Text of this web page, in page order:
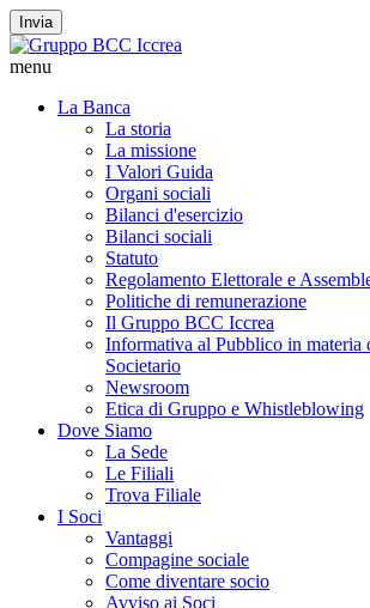
Invia
menu
La Banca
La storia
La missione
I Valori Guida
Organi sociali
Bilanci d'esercizio
Bilanci sociali
Statuto
Regolamento Elettorale e
Politiche di remunerazione
Il Gruppo BCC Iccrea
Informativa al Pubblico in materia
Societario
Newsroom
Etica di Gruppo e Whistleblowing
Dove Siamo
La Sede
Le Filiali
Trova Filiale
I Soci
Vantaggi
Compagine sociale
Come diventare socio
Avviso ai Soci